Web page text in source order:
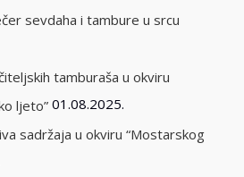
sevdaha i tambure u srcu
tamburaša u okviru
ljeto” 01.08.2025.
sadržaja u okviru “Mostarskog